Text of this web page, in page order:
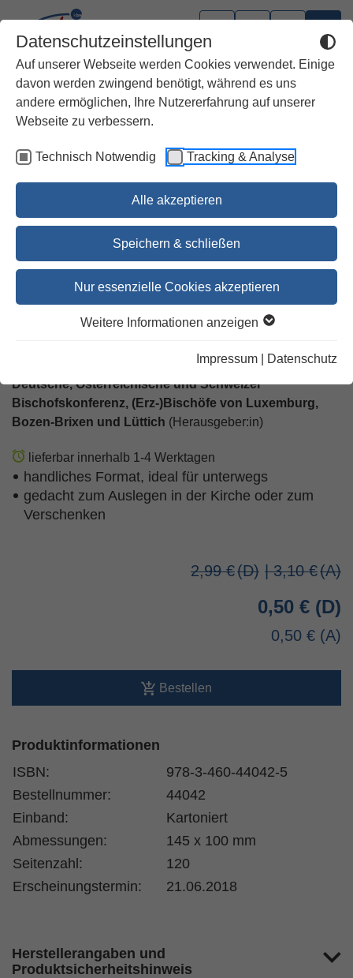
Datenschutzeinstellungen
Auf unserer Webseite werden Cookies verwendet. Einige
davon werden zwingend benötigt, während es uns
andere ermöglichen, Ihre Nutzererfahrung auf unserer
Webseite zu verbessern.
Technisch Notwendig Tracking & Analyse
Alle akzeptieren
Speichern & schließen
Nur essenzielle Cookies akzeptieren
Weitere Informationen anzeigen
Impressum Datenschutz
Das Matthäusevangelium
Deutsche, Österreichische und Schweizer
Bischofskonferenz, (Erz-)Bischöfe von Luxemburg,
Bozen-Brixen und Lüttich (Herausgeber:in)
lieferbar innerhalb 1-4 Werktagen
handliches Format, ideal für unterwegs
gedacht zum Auslegen in der Kirche oder zum
Verschenken
2,99 € | 3,10 €
0,50 €
0,50 €
Bestellen
Produktinformationen
ISBN:
978-3-460-44042-5
Bestellnummer:
44042
Einband:
Kartoniert
Abmessungen:
145 x 100 mm
Seitenzahl:
120
Erscheinungstermin:
21.06.2018
Herstellerangaben und
Produktsicherheitshinweis